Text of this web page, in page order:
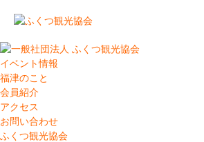
イベント情報
福津のこと
会員紹介
アクセス
お問い合わせ
ふくつ観光協会